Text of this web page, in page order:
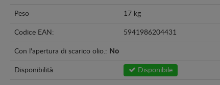
Peso 17 kg
Codice EAN: 5941986204431
Con l'apertura di scarico olio.: No
Disponibilità Disponibile